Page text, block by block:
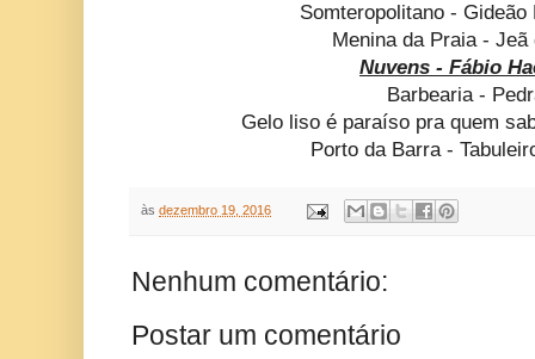
Somteropolitano -
Menina da Praia - Jeã
Nuvens - Fábio
Barbearia -
Gelo liso é paraíso pra quem
Porto da Barra -
às dezembro 19, 2016
Nenhum comentário:
Postar um comentário